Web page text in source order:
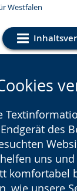
Westfalen
des
uns
komfortabel
wie unsere